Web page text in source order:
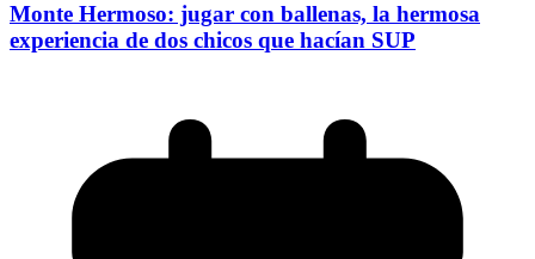
Monte Hermoso: jugar con ballenas, la hermosa
experiencia de dos chicos que hacían SUP